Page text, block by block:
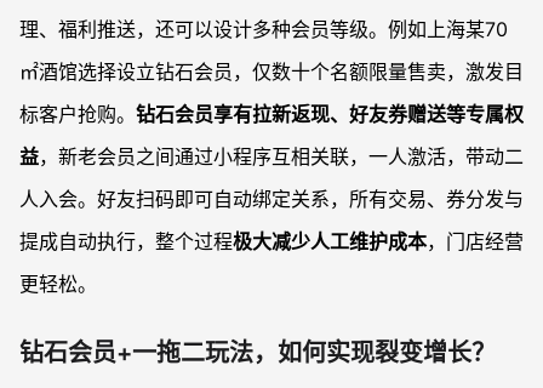
理、福利推送，还可以设计多种会员等级。例如上海某70
㎡酒馆选择设立钻石会员，仅数十个名额限量售卖，激发目
标客户抢购。 钻石会员享有拉新返现、好友券赠送等专属权
益，新老会员之间通过小程序互相关联，一人激活，带动二
人入会。好友扫码即可自动绑定关系，所有交易、券分发与
提成自动执行，整个过程极大减少人工维护成本，门店经营
更轻松。
钻石会员+一拖二玩法，如何实现裂变增长？